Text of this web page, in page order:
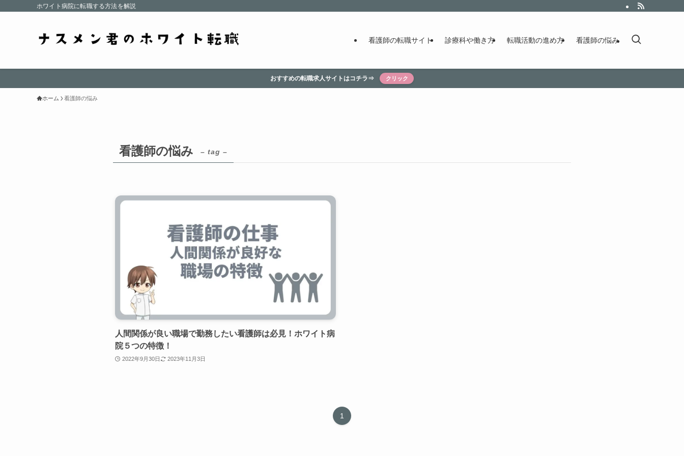
ホワイト病院に転職する方法を解説
看護師の転職サイト 診療科や働き方 転職活動の進め方 看護師の悩み
おすすめの転職求人サイトはコチラ⇒ クリック
ホーム 看護師の悩み
看護師の悩み – tag –
人間関係が良い職場で勤務したい看護師は必見！ホワイト病
院５つの特徴！
2022年9月30日 2023年11月3日
1